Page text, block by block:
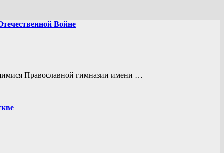
Войне
Православной гимназии имени …